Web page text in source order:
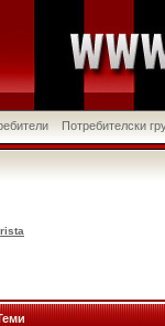
Потребителски